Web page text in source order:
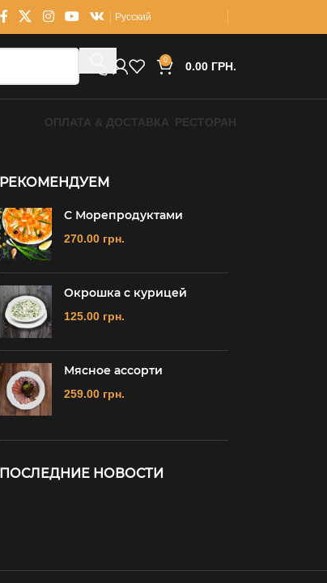
Русский
0 0.00 ГРН.
ОПЛАТА & ДОСТАВКА РЕСТОРАН
РЕКОМЕНДУЕМ
С Морепродуктами
270.00 грн.
Окрошка с курицей
125.00 грн.
Мясное ассорти
259.00 грн.
ПОСЛЕДНИЕ НОВОСТИ